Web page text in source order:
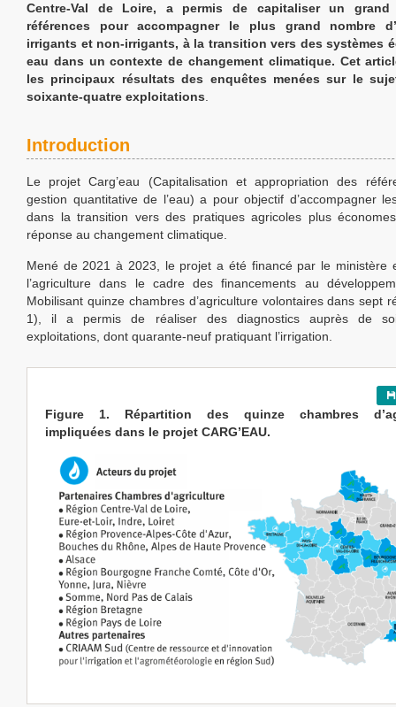
Centre-Val de Loire, a permis de capitaliser un grand
références pour accompagner le plus grand nombre
irrigants et non-irrigants, à la transition vers des systèmes
eau dans un contexte de changement climatique. Cet
les principaux résultats des enquêtes menées sur le
soixante-quatre exploitations
Introduction
‎Le projet Carg’eau (Capitalisation et appropriation des
gestion quantitative de l’eau) a pour objectif d’accompagner
dans la transition vers des pratiques agricoles plus
réponse au changement climatique.
Mené de 2021 à 2023, le projet a été financé par le ministère
l’agriculture dans le cadre des financements au
Mobilisant quinze chambres d’agriculture volontaires dans sept
1), il a permis de réaliser des diagnostics auprès de
exploitations, dont quarante-neuf pratiquant l’irrigation.
Figure 1. Répartition des quinze chambres
impliquées dans le projet CARG’EAU.